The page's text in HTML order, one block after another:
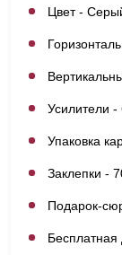
Цвет -
Усилители -
Упаковка
Заклепки -
Подарок-
Бесплатная